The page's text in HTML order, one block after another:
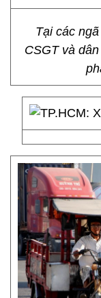
Tại các
CSGT và